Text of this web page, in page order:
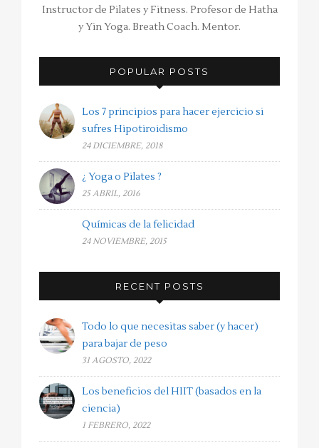
Instructor de Pilates y Fitness. Profesor de Hatha
y Yin Yoga. Breath Coach. Mentor.
POPULAR POSTS
Los 7 principios para hacer ejercicio si
sufres Hipotiroidismo
24 DICIEMBRE, 2018
¿ Yoga o Pilates ?
25 ABRIL, 2016
Químicas de la felicidad
24 NOVIEMBRE, 2015
RECENT POSTS
Todo lo que necesitas saber (y hacer)
para bajar de peso
31 AGOSTO, 2022
Los beneficios del HIIT (basados en la
ciencia)
1 FEBRERO, 2022